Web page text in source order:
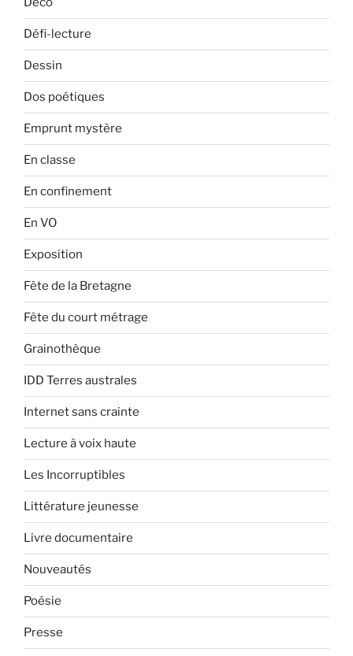
Défi-lecture
Dessin
Dos poétiques
Emprunt mystère
En classe
En confinement
En VO
Exposition
Fête de la Bretagne
Fête du court métrage
Grainothèque
IDD Terres australes
Internet sans crainte
Lecture à voix haute
Les Incorruptibles
Littérature jeunesse
Livre documentaire
Nouveautés
Poésie
Presse